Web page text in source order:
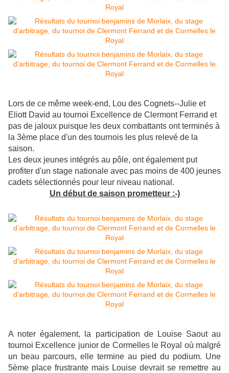
Lors de ce même week-end, Lou des Cognets--Julie et
Eliott David au tournoi Excellence de Clermont Ferrand et
pas de jaloux puisque les deux combattants ont terminés à
la 3ème place d'un des tournois les plus relevé de la
saison.
Les deux jeunes intégrés au pôle, ont également put
profiter d'un stage nationale avec pas moins de 400 jeunes
cadets sélectionnés pour leur niveau national.
Un début de saison prometteur :-)
A noter également, la participation de Louise Saout au
tournoi Excellence junior de Cormelles le Royal où malgré
un beau parcours, elle termine au pied du podium. Une
5ème place frustrante mais Louise devrait se remettre au